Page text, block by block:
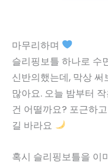
마무리하며
슬리핑보틀 하나로 수
신반의했는데, 막상 써
많아요. 오늘 밤부터
건 어떨까요? 포근하
길 바라요
혹시 슬리핑보틀을 이